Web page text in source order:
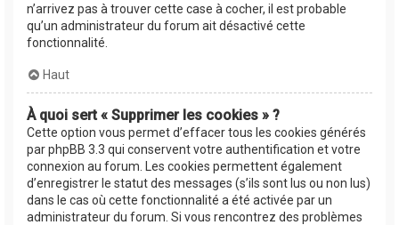
n’arrivez pas à trouver cette case à cocher, il est probable
qu’un administrateur du forum ait désactivé cette
fonctionnalité.
Haut
À quoi sert « Supprimer les cookies » ?
Cette option vous permet d’effacer tous les cookies générés
par phpBB 3.3 qui conservent votre authentification et votre
connexion au forum. Les cookies permettent également
d’enregistrer le statut des messages (s’ils sont lus ou non lus)
dans le cas où cette fonctionnalité a été activée par un
administrateur du forum. Si vous rencontrez des problèmes